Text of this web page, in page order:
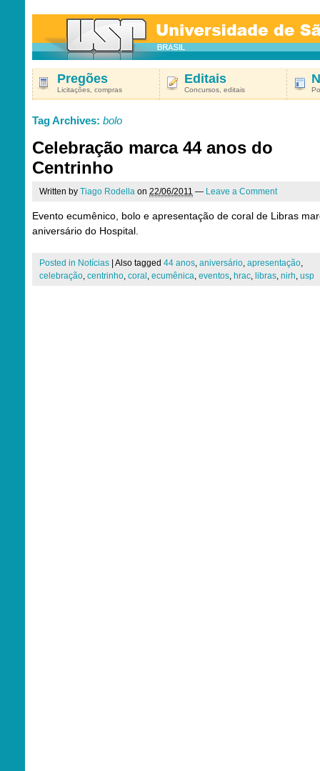
Pregões
Licitações, compras
Editais
Concursos, editais
Tag Archives: bolo
Celebração marca 44 anos do
Centrinho
Written by Tiago Rodella on 22/06/2011 — Leave a Comment
Evento ecumênico, bolo e apresentação de coral de Libras
aniversário do Hospital.
Posted in Notícias Also tagged 44 anos, aniversário, apresentação,
celebração, centrinho, coral , ecumênica, eventos, hrac, libras, nirh, usp